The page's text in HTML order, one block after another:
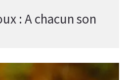
: A chacun son